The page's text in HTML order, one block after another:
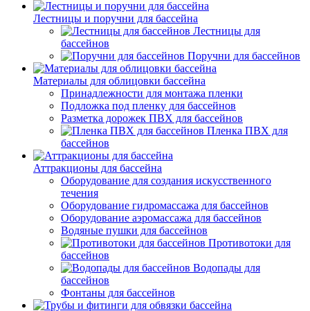
Лестницы и поручни для бассейна
Лестницы для
бассейнов
Поручни для бассейнов
Материалы для облицовки бассейна
Принадлежности для монтажа пленки
Подложка под пленку для бассейнов
Разметка дорожек ПВХ для бассейнов
Пленка ПВХ для
бассейнов
Аттракционы для бассейна
Оборудование для создания искусственного
течения
Оборудование гидромассажа для бассейнов
Оборудование аэромассажа для бассейнов
Водяные пушки для бассейнов
Противотоки для
бассейнов
Водопады для
бассейнов
Фонтаны для бассейнов